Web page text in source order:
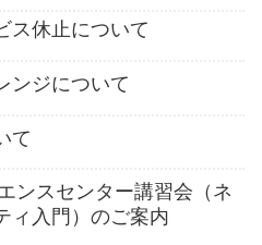
ス休止について
ンジについて
て
ンスセンター講習会（ネ
ィ入門）のご案内